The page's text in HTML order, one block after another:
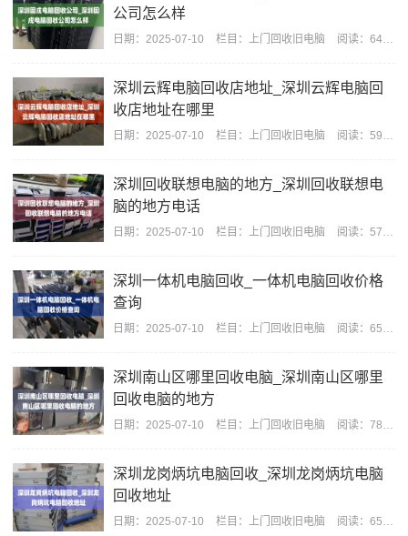
公司怎么样
日期： 2025-07-10 栏目： 上门回收旧电脑 阅读：642
深圳云辉电脑回收店地址_深圳云辉电脑回
收店地址在哪里
日期： 2025-07-10 栏目： 上门回收旧电脑 阅读：595
深圳回收联想电脑的地方_深圳回收联想电
脑的地方电话
日期： 2025-07-10 栏目： 上门回收旧电脑 阅读：570
深圳一体机电脑回收_一体机电脑回收价格
查询
日期： 2025-07-10 栏目： 上门回收旧电脑 阅读：659
深圳南山区哪里回收电脑_深圳南山区哪里
回收电脑的地方
日期： 2025-07-10 栏目： 上门回收旧电脑 阅读：780
深圳龙岗炳坑电脑回收_深圳龙岗炳坑电脑
回收地址
日期： 2025-07-10 栏目： 上门回收旧电脑 阅读：658